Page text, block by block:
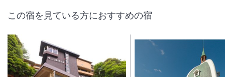
この宿を見ている方におすすめの宿